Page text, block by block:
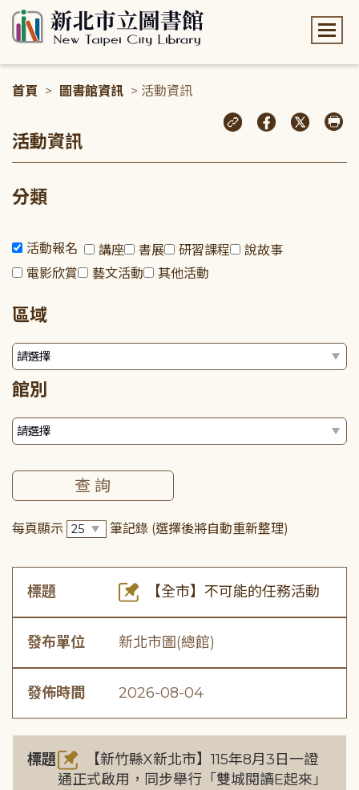
首頁 > 圖書館資訊 > 活動資訊
活動資訊
分類
活動報名 講座 書展 研習課程
說故事
電影欣賞
藝文活動 其他活動
區域
館別
每頁顯示 筆記錄 (選擇後將自動重新整理)
標題 【全市】不可能的任務活動
發布單位 新北市圖(總館)
發佈時間 2026-08-04
標題
【新竹縣X新北市】115年8月3日一證
通正式啟用，同步舉行「雙城閱讀E起來」